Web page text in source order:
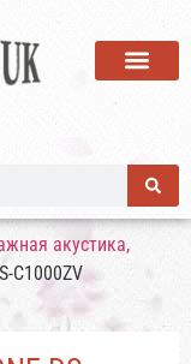
акустика,
C1000ZV